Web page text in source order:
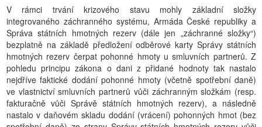
V rámci trvání krizového stavu mohly základní složky
integrovaného záchranného systému, Armáda České republiky a
Správa státních hmotných rezerv (dále jen „záchranné složky“)
bezplatně na základě předložení odběrové karty Správy státních
hmotných rezerv čerpat pohonné hmoty u smluvních partnerů. Z
pohledu principu zákona o dani z přidané hodnoty tak nastalo
nejdříve faktické dodání pohonné hmoty (včetně spotřební daně)
ve vlastnictví smluvních partnerů vůči záchranným složkám (resp.
fakturačně vůči Správě státních hmotných rezerv), a následně
nastalo v daňovém skladu dodání (vrácení) pohonných hmot (bez